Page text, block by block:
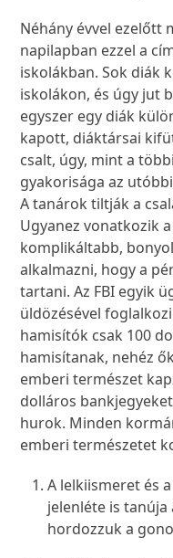
Néhány évvel ezelőtt
napilapban ezzel a
iskolákban. Sok diák
iskolákon, és úgy jut
egyszer egy diák
kapott, diáktársai
csalt, úgy, mint a
gyakorisága az
A tanárok tiltják a
Ugyanez vonatkozik
komplikáltabb,
alkalmazni, hogy a
tartani. Az FBI egyik
üldözésével
hamisítók csak 100
hamisítanak, nehéz
emberi természet
dolláros
hurok. Minden
emberi természetet
A lelkiismeret és
jelenléte is
hordozzuk a